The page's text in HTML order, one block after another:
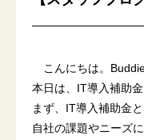
こんにちは。
本日は、IT導入補助
まず、IT導入補助金
自社の課題やニーズ